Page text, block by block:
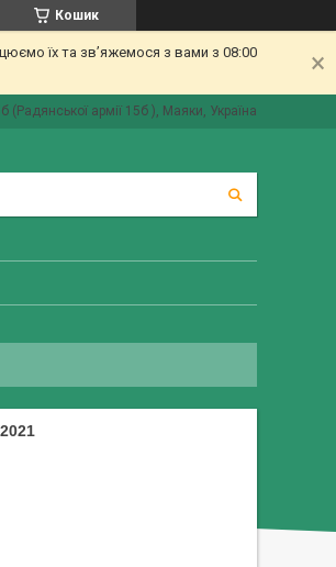
Кошик
їх та зв’яжемося з вами з 08:00
(Радянської армії 15б ), Маяки, Україна